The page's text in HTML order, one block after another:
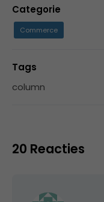
Categorie
Commerce
Tags
column
20 Reacties